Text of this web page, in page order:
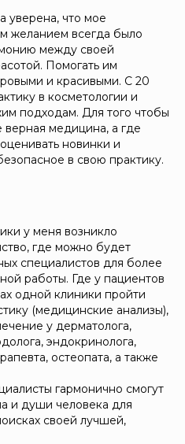
уверена, что мое
желанием всегда было
между своей
Помогать им
и красивыми. С 20
в косметологии и
подходам. Для того чтобы
верная медицина, а где
новинки и
в свою практику.
у меня возникло
где можно будет
специалистов для более
работы. Где у пациентов
одной клиники пройти
(медицинские анализы),
у дерматолога,
эндокринолога,
остеопата, а также
гармонично смогут
и души человека для
своей лучшей,